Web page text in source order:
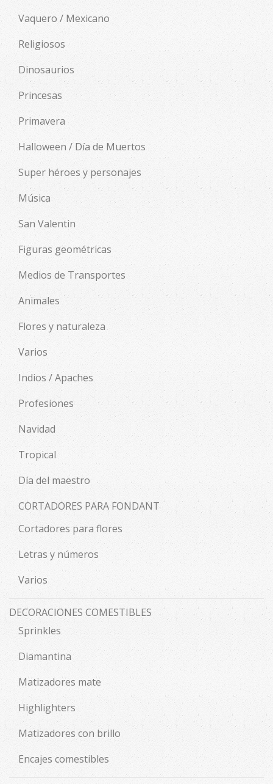
Vaquero / Mexicano
Religiosos
Dinosaurios
Princesas
Primavera
Halloween / Día de Muertos
Super héroes y personajes
Música
San Valentin
Figuras geométricas
Medios de Transportes
Animales
Flores y naturaleza
Varios
Indios / Apaches
Profesiones
Navidad
Tropical
Día del maestro
CORTADORES PARA FONDANT
Cortadores para flores
Letras y números
Varios
DECORACIONES COMESTIBLES
Sprinkles
Diamantina
Matizadores mate
Highlighters
Matizadores con brillo
Encajes comestibles